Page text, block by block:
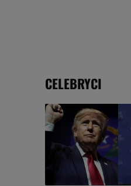
CELEBRYCI